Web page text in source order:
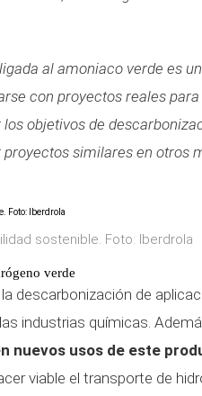
al amoniaco verde es
con proyectos reales
objetivos de
similares en otros
sostenible. Foto: Iberdrola
verde
descarbonización de
industrias químicas.
nuevos usos de este
viable el transporte de